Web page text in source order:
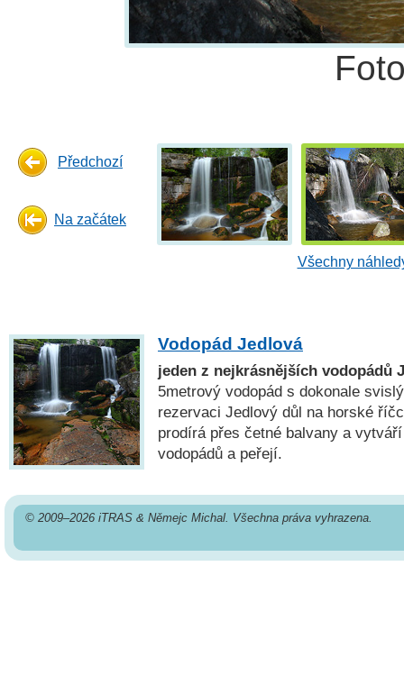
Předchozí
Na začátek
Všechny
Vodopád Jedlová
jeden z nejkrásnějších vodopádů
5metrový vodopád s dokonale
rezervaci Jedlový důl na horské
prodírá přes četné balvany a
vodopádů a peřejí.
© 2009–2026 iTRAS & Němejc Michal. Všechna práva vyhrazena.